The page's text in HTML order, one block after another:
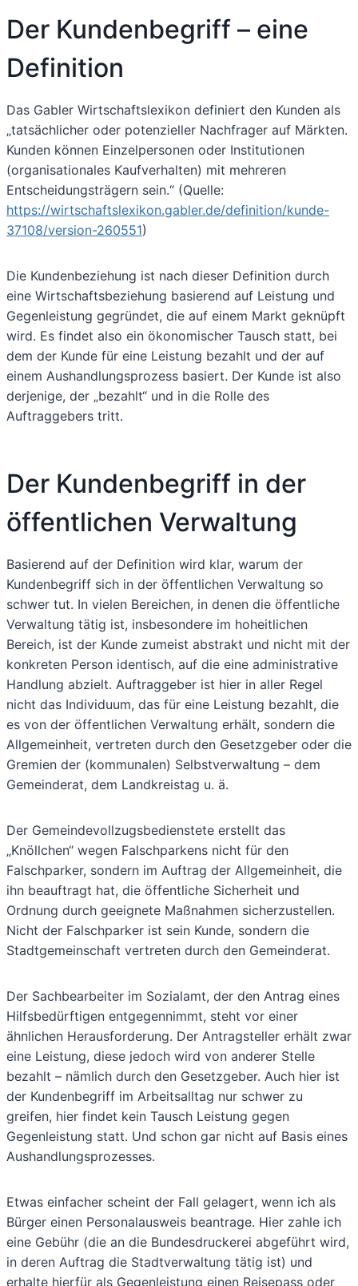
Der Kundenbegriff – eine
Definition
Das Gabler Wirtschaftslexikon definiert den Kunden als
„tatsächlicher oder potenzieller Nachfrager auf Märkten.
Kunden können Einzelpersonen oder Institutionen
(organisationales Kaufverhalten) mit mehreren
Entscheidungsträgern sein.“ (Quelle:
https://wirtschaftslexikon.gabler.de/definition/kunde-
37108/version-260551)
Die Kundenbeziehung ist nach dieser Definition durch
eine Wirtschaftsbeziehung basierend auf Leistung und
Gegenleistung gegründet, die auf einem Markt geknüpft
wird. Es findet also ein ökonomischer Tausch statt, bei
dem der Kunde für eine Leistung bezahlt und der auf
einem Aushandlungsprozess basiert. Der Kunde ist also
derjenige, der „bezahlt“ und in die Rolle des
Auftraggebers tritt.
Der Kundenbegriff in der
öffentlichen Verwaltung
Basierend auf der Definition wird klar, warum der
Kundenbegriff sich in der öffentlichen Verwaltung so
schwer tut. In vielen Bereichen, in denen die öffentliche
Verwaltung tätig ist, insbesondere im hoheitlichen
Bereich, ist der Kunde zumeist abstrakt und nicht mit der
konkreten Person identisch, auf die eine administrative
Handlung abzielt. Auftraggeber ist hier in aller Regel
nicht das Individuum, das für eine Leistung bezahlt, die
es von der öffentlichen Verwaltung erhält, sondern die
Allgemeinheit, vertreten durch den Gesetzgeber oder die
Gremien der (kommunalen) Selbstverwaltung – dem
Gemeinderat, dem Landkreistag u. ä.
Der Gemeindevollzugsbedienstete erstellt das
„Knöllchen“ wegen Falschparkens nicht für den
Falschparker, sondern im Auftrag der Allgemeinheit, die
ihn beauftragt hat, die öffentliche Sicherheit und
Ordnung durch geeignete Maßnahmen sicherzustellen.
Nicht der Falschparker ist sein Kunde, sondern die
Stadtgemeinschaft vertreten durch den Gemeinderat.
Der Sachbearbeiter im Sozialamt, der den Antrag eines
Hilfsbedürftigen entgegennimmt, steht vor einer
ähnlichen Herausforderung. Der Antragsteller erhält zwar
eine Leistung, diese jedoch wird von anderer Stelle
bezahlt – nämlich durch den Gesetzgeber. Auch hier ist
der Kundenbegriff im Arbeitsalltag nur schwer zu
greifen, hier findet kein Tausch Leistung gegen
Gegenleistung statt. Und schon gar nicht auf Basis eines
Aushandlungsprozesses.
Etwas einfacher scheint der Fall gelagert, wenn ich als
Bürger einen Personalausweis beantrage. Hier zahle ich
eine Gebühr (die an die Bundesdruckerei abgeführt wird,
in deren Auftrag die Stadtverwaltung tätig ist) und
erhalte hierfür als Gegenleistung einen Reisepass oder